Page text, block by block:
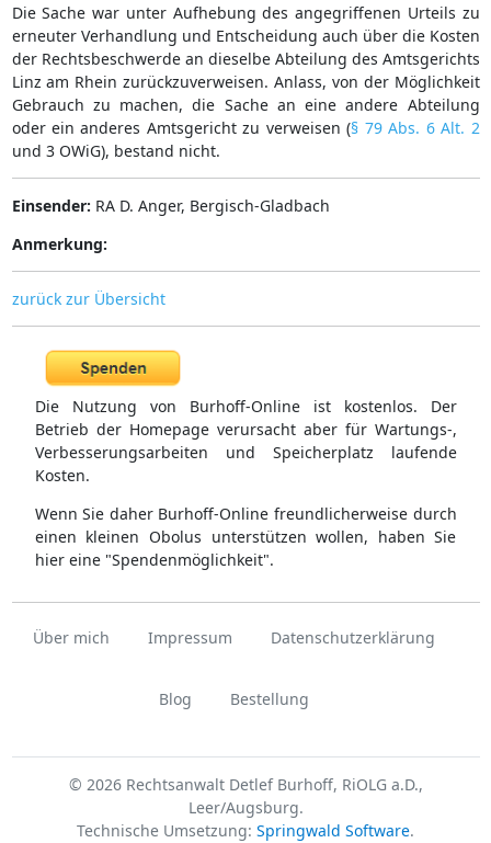
Die Sache war unter Aufhebung des angegriffenen Urteils zu
erneuter Verhandlung und Entscheidung auch über die Kosten
der Rechtsbeschwerde an dieselbe Abteilung des Amtsgerichts
Linz am Rhein zurückzuverweisen. Anlass, von der Möglichkeit
Gebrauch zu machen, die Sache an eine andere Abteilung
oder ein anderes Amtsgericht zu verweisen (§ 79 Abs. 6 Alt. 2
und 3 OWiG), bestand nicht.
Einsender: RA D. Anger, Bergisch-Gladbach
Anmerkung:
zurück zur Übersicht
Die Nutzung von Burhoff-Online ist kostenlos. Der
Betrieb der Homepage verursacht aber für Wartungs-,
Verbesserungsarbeiten und Speicherplatz laufende
Kosten.
Wenn Sie daher Burhoff-Online freundlicherweise durch
einen kleinen Obolus unterstützen wollen, haben Sie
hier eine "Spendenmöglichkeit".
Über mich Impressum Datenschutzerklärung
Blog Bestellung
© 2026 Rechtsanwalt Detlef Burhoff, RiOLG a.D.,
Leer/Augsburg.
Technische Umsetzung: Springwald Software.